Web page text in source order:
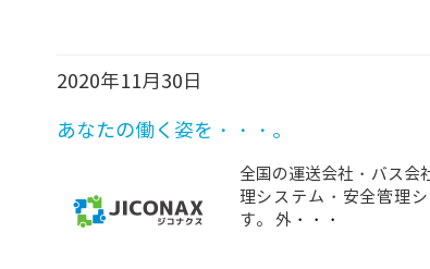
2020年11月30日
あなたの働く姿を・・・。
全国の運送会社・バス会
理システム・安全管理
す。 外 ・・・